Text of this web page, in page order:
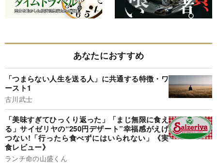
あなたにおすすめ
「つまらない人生を送る人」に共通する特徴・ワ
ースト1
古川武士
「美味すぎてひっくり返った」「まじ無限に食え
る」サイゼリヤの“250円デザート”幸福感がえげ
つない!「行ったら食べずにはいられない」《実
食レビュー》
ランチ命の山盛くん